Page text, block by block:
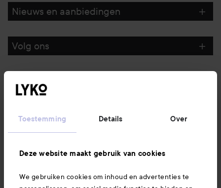
Toestemming Details Over
Deze website maakt gebruik van cookies
We gebruiken cookies om inhoud en advertenties te
Nieuws en aanbiedingen
Volg ons
Informatie
Ook interessant
Download hier onze app